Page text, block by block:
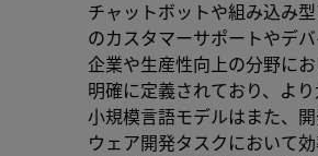
チャットボットや組み込み
のカスタマーサポートやデ
企業や生産性向上の分野に
明確に定義されており、よ
小規模言語モデルはまた、
ウェア開発タスクにおいて